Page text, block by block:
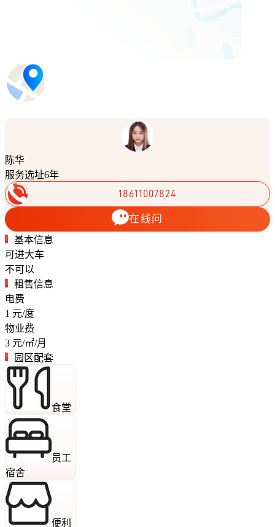
陈华
服务选址6年
18611007824
在线问
基本信息
可进大车
不可以
租售信息
电费
1 元/度
物业费
3 元/㎡/月
园区配套
食堂
员工
宿舍
便利